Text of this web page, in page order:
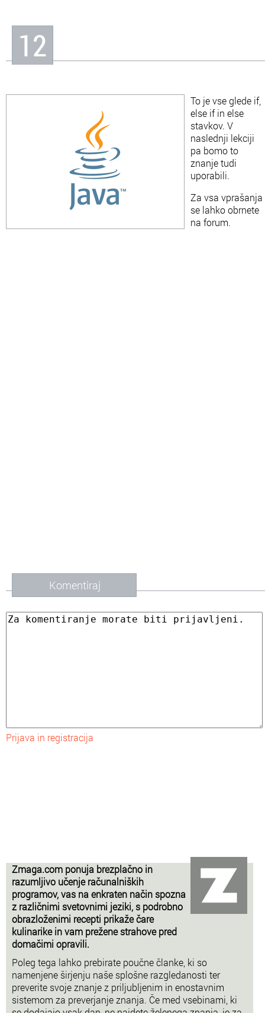
12
To je vse glede if,
else if in else
stavkov. V
naslednji lekciji
pa bomo to
znanje tudi
uporabili.
Za vsa vprašanja
se lahko obrnete
na forum.
Komentiraj
Prijava in registracija
Zmaga.com ponuja brezplačno in
razumljivo učenje računalniških
programov, vas na enkraten način spozna
z različnimi svetovnimi jeziki, s podrobno
obrazloženimi recepti prikaže čare
kulinarike in vam prežene strahove pred
domačimi opravili.
Poleg tega lahko prebirate poučne članke, ki so
namenjene širjenju naše splošne razgledanosti ter
preverite svoje znanje z priljubljenim in enostavnim
sistemom za preverjanje znanja. Če med vsebinami, ki